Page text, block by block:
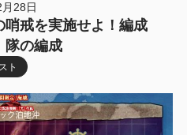
28日
戒を実施せよ！編成
隊の編成
ト